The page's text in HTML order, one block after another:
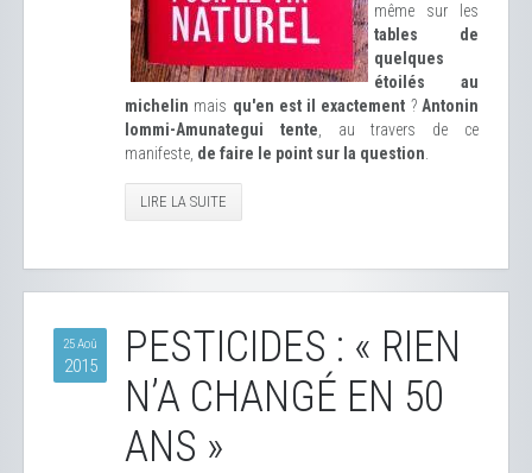
même sur les
tables de
quelques
étoilés au
michelin mais qu'en est il exactement ? Antonin
Iommi-Amunategui tente , au travers de ce
manifeste, de faire le point sur la question
LIRE LA SUITE
25 Aoû
2015
PESTICIDES : « RIEN
N’A CHANGÉ EN 50
ANS »